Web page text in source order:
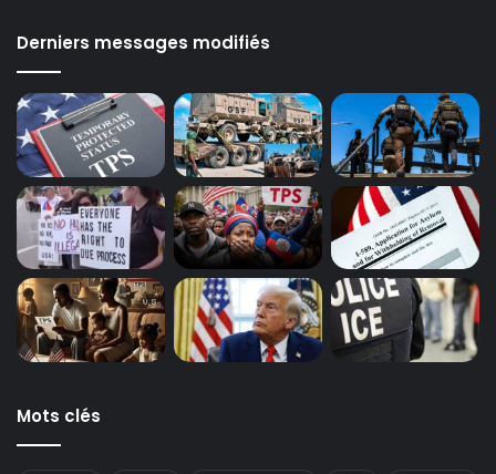
Derniers messages modifiés
Mots clés